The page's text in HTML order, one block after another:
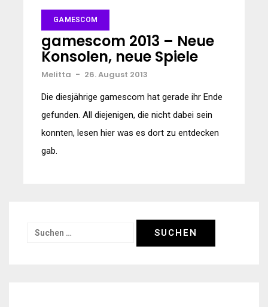
GAMESCOM
gamescom 2013 – Neue
Konsolen, neue Spiele
Melitta - 26. August 2013
Die diesjährige gamescom hat gerade ihr Ende
gefunden. All diejenigen, die nicht dabei sein
konnten, lesen hier was es dort zu entdecken
gab.
Suchen